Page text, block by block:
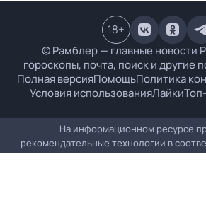
© Рамблер — главные новости
гороскопы, почта, поиск и другие
Полная версияПомощьПолитика
Условия использованияЛайки
18+
На информационном ресурсе
рекомендательные технологии в